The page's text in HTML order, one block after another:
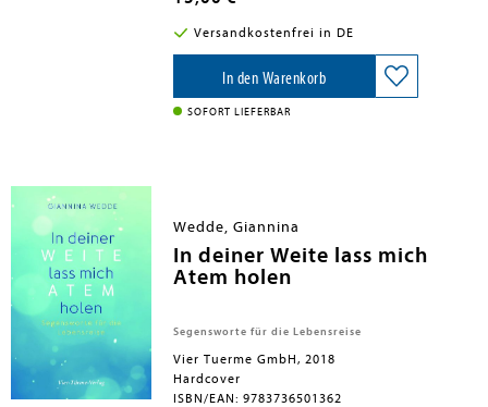
dieses Buch. Glücklicherweise
handelt es sich um ein Experiment
also nichts falsch machen. Viel Spaß!
zeigen in diesem Buch, dass der
Dialog zwischen Quantenphysik
und Religion nicht nur sinnvoll,
sondern auch fruchtbar sein kann.
Verständlich und unterhaltsam
beschreiben beide die Schnittstellen
und zeigen, dass Religion und
verschiedene Zugänge zur
Erkenntnis der Wahrheit bieten
können.
Versandkostenfrei in DE
In den Warenkorb
SOFORT LIEFERBAR
Wedde, Giannina
In deiner Weite lass mich
Atem holen
Segensworte für die Lebensreise
Vier Tuerme GmbH, 2018
Hardcover
ISBN/EAN: 9783736501362